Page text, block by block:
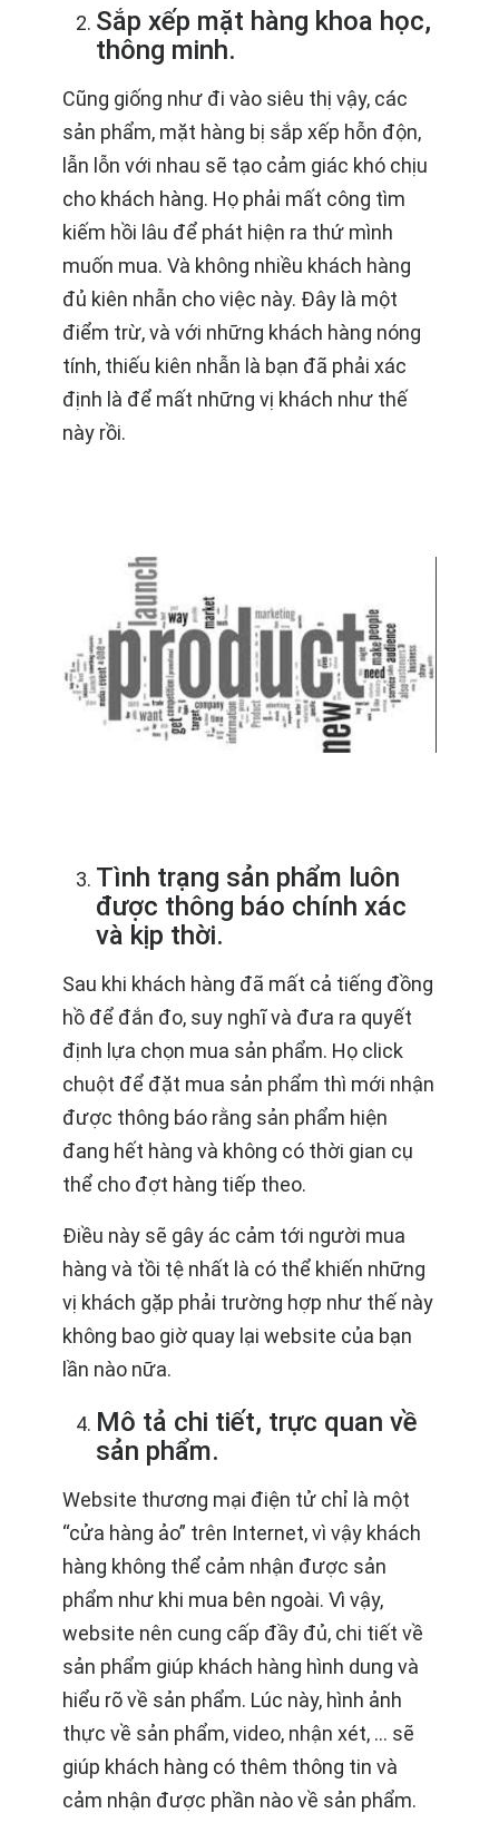
Sắp xếp mặt hàng khoa học,
thông minh.
Cũng giống như đi vào siêu thị vậy, các
sản phẩm, mặt hàng bị sắp xếp hỗn độn,
lẫn lỗn với nhau sẽ tạo cảm giác khó chịu
cho khách hàng. Họ phải mất công tìm
kiếm hồi lâu để phát hiện ra thứ mình
muốn mua. Và không nhiều khách hàng
đủ kiên nhẫn cho việc này. Đây là một
điểm trừ, và với những khách hàng nóng
tính, thiếu kiên nhẫn là bạn đã phải xác
định là để mất những vị khách như thế
này rồi.
Tình trạng sản phẩm luôn
được thông báo chính xác
và kịp thời.
Sau khi khách hàng đã mất cả tiếng đồng
hồ để đắn đo, suy nghĩ và đưa ra quyết
định lựa chọn mua sản phẩm. Họ click
chuột để đặt mua sản phẩm thì mới nhận
được thông báo rằng sản phẩm hiện
đang hết hàng và không có thời gian cụ
thể cho đợt hàng tiếp theo.
Điều này sẽ gây ác cảm tới người mua
hàng và tồi tệ nhất là có thể khiến những
vị khách gặp phải trường hợp như thế này
không bao giờ quay lại website của bạn
lần nào nữa.
Mô tả chi tiết, trực quan về
sản phẩm.
Website thương mại điện tử chỉ là một
“cửa hàng ảo” trên Internet, vì vậy khách
hàng không thể cảm nhận được sản
phẩm như khi mua bên ngoài. Vì vậy,
website nên cung cấp đầy đủ, chi tiết về
sản phẩm giúp khách hàng hình dung và
hiểu rõ về sản phẩm. Lúc này, hình ảnh
thực về sản phẩm, video, nhận xét, … sẽ
giúp khách hàng có thêm thông tin và
cảm nhận được phần nào về sản phẩm.